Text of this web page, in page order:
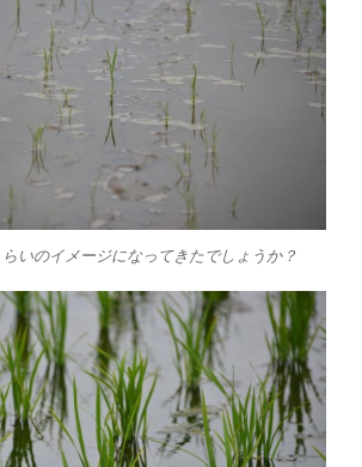
いのイメージになってきたでしょうか？